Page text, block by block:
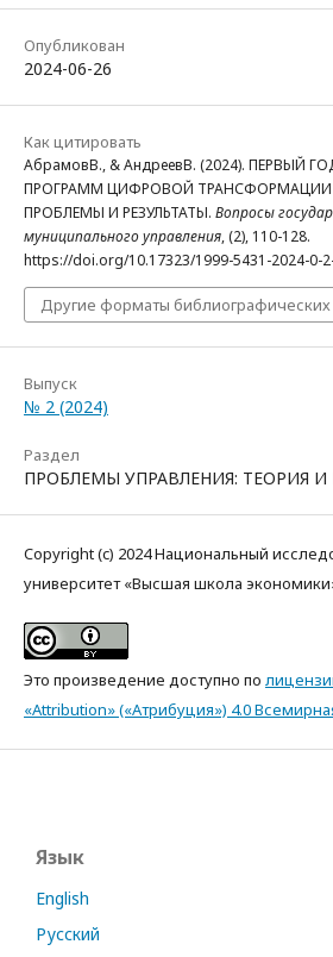
Опубликован
2024-06-26
Как цитировать
АбрамовВ., & АндреевВ. (2024). ПЕРВЫЙ
ПРОГРАММ ЦИФРОВОЙ ТРАНСФОРМАЦИИ
ПРОБЛЕМЫ И РЕЗУЛЬТАТЫ. Вопросы
муниципального управления, (2), 110-128.
https://doi.org/10.17323/1999-5431-2024-0-
Другие форматы
Выпуск
№ 2 (2024)
Раздел
ПРОБЛЕМЫ УПРАВЛЕНИЯ: ТЕОРИЯ И
Copyright (c) 2024 Национальный
университет «Высшая школа
Это произведение доступно по
«Attribution» («Атрибуция») 4.0
Язык
English
Русский